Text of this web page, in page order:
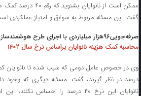
ممکن است از نانوایان
گفت: این مسئله مربوط به سوابق و امتیاز عملکردی
صرفه‌جویی۹۶هزار میلیاردی با اجرای طرح هوشمندسازی یارانه نان
محاسبه کمک هزینه نانوایان براساس نرخ سال ۱۴۰۲
درصد در نظر گیرند، گفت: مسئله دیگری که وجود
نانوایان این نرخ ۴۰ درصد را احساس